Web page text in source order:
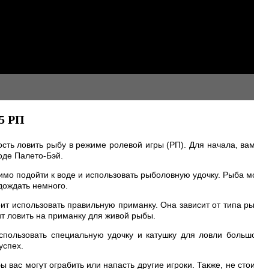
РП
ловить рыбу в режиме ролевой игры (РП). Для начала,
Палето-Бэй.
подойти к воде и использовать рыболовную удочку. Рыба
немного.
использовать правильную приманку. Она зависит от
ловить на приманку для живой рыбы.
специальную удочку и катушку для ловли
могут ограбить или напасть другие игроки. Также, не